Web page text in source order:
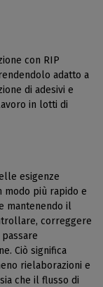
con RIP
adatto a
di adesivi e
in lotti di
esigenze
modo più rapido e
mantenendo il
correggere
Ciò significa
rielaborazioni e
che il flusso di